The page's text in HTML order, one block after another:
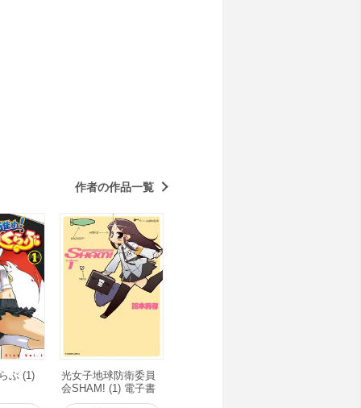
作者の作品一覧
ぶ (1)
光女子地球防衛委員
会SHAM! (1) 電子書
籍版